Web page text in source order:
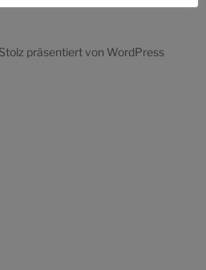
Stolz präsentiert von WordPress